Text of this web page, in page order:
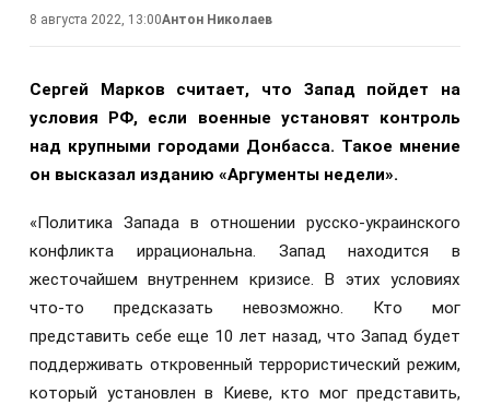
8 августа 2022, 13:00Антон Николаев
Сергей Марков считает, что Запад пойдет на
условия РФ, если военные установят контроль
над крупными городами Донбасса. Такое мнение
он высказал изданию «Аргументы недели».
«Политика Запада в отношении русско-украинского
конфликта иррациональна. Запад находится в
жесточайшем внутреннем кризисе. В этих условиях
что-то предсказать невозможно. Кто мог
представить себе еще 10 лет назад, что Запад будет
поддерживать откровенный террористический режим,
который установлен в Киеве, кто мог представить,